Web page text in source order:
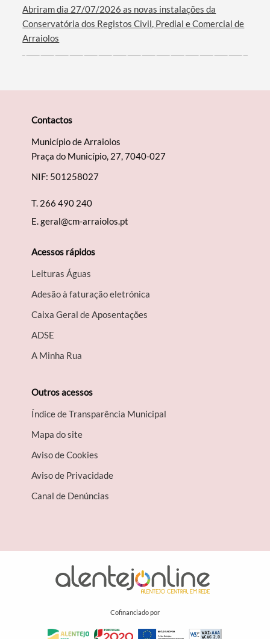
Abriram dia 27/07/2026 as novas instalações da
Conservatória dos Registos Civil, Predial e Comercial de
Arraiolos
Contactos
Município de Arraiolos
Praça do Município, 27, 7040-027
NIF: 501258027
T. 266 490 240
E.geral@cm-arraiolos.pt
Acessos rápidos
Leituras Águas
Adesão à faturação eletrónica
Caixa Geral de Aposentações
A​DSE
A Minha Rua
Outros acessos
Índice de Transparência Municipal
Mapa do site
Aviso de Cookies
Aviso de Privacidade
Canal de Denúncias
Cofinanciado por